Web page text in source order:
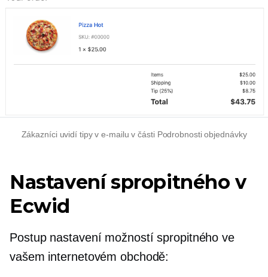
Zákazníci uvidí tipy v e-mailu v části Podrobnosti objednávky
Nastavení spropitného v
Ecwid
Postup nastavení možností spropitného ve
vašem internetovém obchodě: